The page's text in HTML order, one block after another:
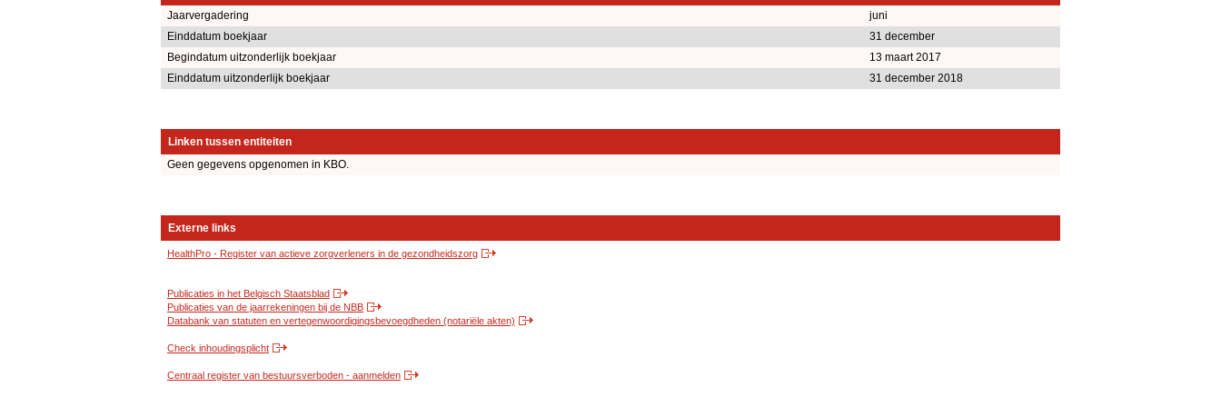
Jaarvergadering
juni
Einddatum boekjaar
31 december
Begindatum uitzonderlijk boekjaar
13 maart 2017
Einddatum uitzonderlijk boekjaar
31 december 2018
Linken tussen entiteiten
Geen gegevens opgenomen in KBO.
Externe links
HealthPro - Register van actieve zorgverleners in de gezondheidszorg
Publicaties in het Belgisch Staatsblad
Publicaties van de jaarrekeningen bij de NBB
Databank van statuten en vertegenwoordigingsbevoegdheden (notariële akten)
Check inhoudingsplicht
Centraal register van bestuursverboden - aanmelden